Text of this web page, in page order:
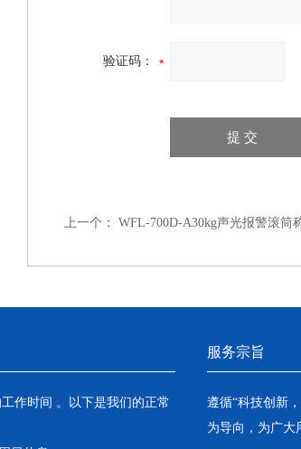
验证码：
上一个： WFL-700D-A30kg声光报警滚筒
作时间 。以下是我们的正常
服务宗旨
遵循“科技创新
为导向，为广大